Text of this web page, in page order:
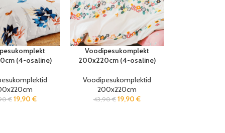
(4-osaline)
€ 19,90 €
Voodipesukomplekt
200x220cm (4-osaline)
Voodipesukomplektid
200x220cm
43,90€ 19,90 €